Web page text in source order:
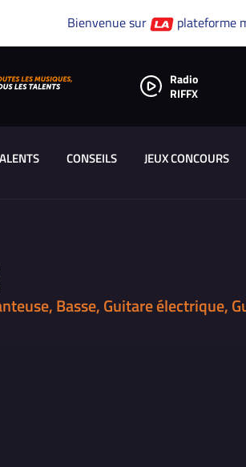
Bienvenue sur plateforme
Radio
RIFFX
CONSEILS JEUX CONCOURS
Basse, Guitare électrique,